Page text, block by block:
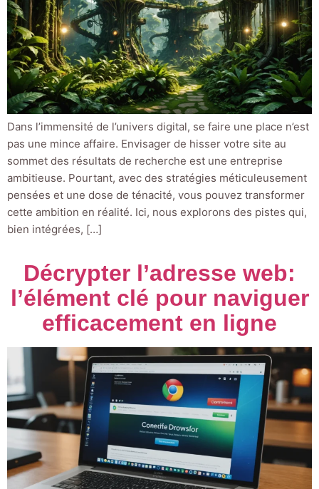
Dans l’immensité de l’univers digital, se faire une place n’est
pas une mince affaire. Envisager de hisser votre site au
sommet des résultats de recherche est une entreprise
ambitieuse. Pourtant, avec des stratégies méticuleusement
pensées et une dose de ténacité, vous pouvez transformer
cette ambition en réalité. Ici, nous explorons des pistes qui,
bien intégrées, […]
Décrypter l’adresse web:
l’élément clé pour naviguer
efficacement en ligne